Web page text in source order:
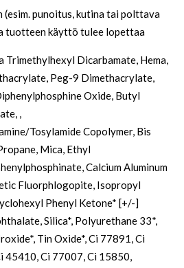
punoitus, kutina tai polttava
tuotteen käyttö tulee lopettaa
Trimethylhexyl Dicarbamate, Hema,
Peg-9 Dimethacrylate,
Oxide, Butyl
,
Tosylamide Copolymer, Bis
Mica, Ethyl
Calcium Aluminum
Fluorphlogopite, Isopropyl
Phenyl Ketone* [+/-]
Silica*, Polyurethane 33*,
Tin Oxide*, Ci 77891, Ci
45410, Ci 77007, Ci 15850,